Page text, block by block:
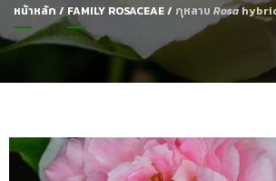
หน้าหลัก / FAMILY ROSACEAE/ กุหลาบ Rosa